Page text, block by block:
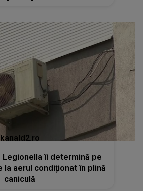
kanald2.ro
Legionella îi determină pe
la aerul condiționat în plină
caniculă